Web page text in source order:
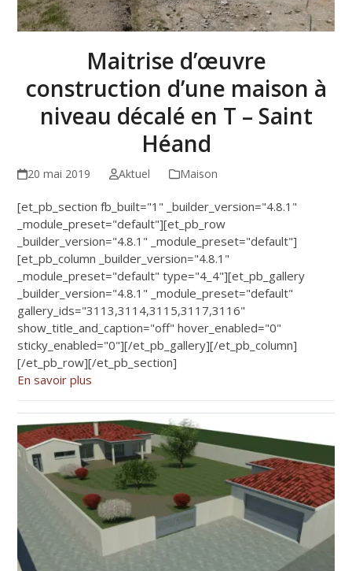
Maitrise d’œuvre
construction d’une maison à
niveau décalé en T – Saint
Héand
20 mai 2019 Aktuel Maison
[et_pb_section fb_built="1" _builder_version="4.8.1"
_module_preset="default"][et_pb_row
_builder_version="4.8.1" _module_preset="default"]
[et_pb_column _builder_version="4.8.1"
_module_preset="default" type="4_4"][et_pb_gallery
_builder_version="4.8.1" _module_preset="default"
gallery_ids="3113,3114,3115,3117,3116"
show_title_and_caption="off" hover_enabled="0"
sticky_enabled="0"][/et_pb_gallery][/et_pb_column]
[/et_pb_row][/et_pb_section]
En savoir plus